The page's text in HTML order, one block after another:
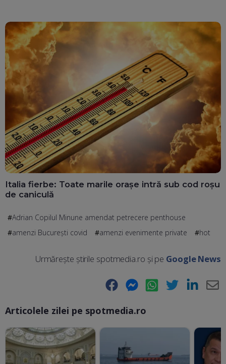
Italia fierbe: Toate marile orașe intră sub cod roșu
de caniculă
Adrian Copilul Minune amendat petrecere penthouse
amenzi București covid
amenzi evenimente private hot
Urmărește știrile spotmedia.ro și pe Google News
Facebook Messenger WhatsApp Twitter LinkedIn
Articolele zilei pe spotmedia.ro